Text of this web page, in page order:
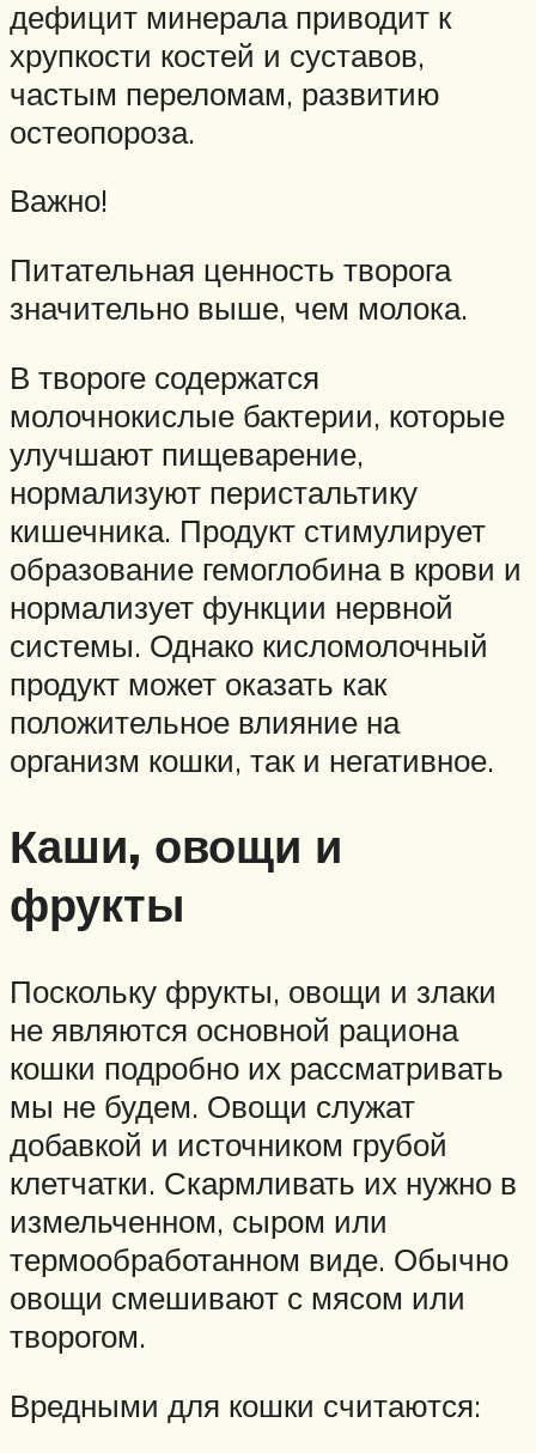
дефицит минерала приводит к
хрупкости костей и суставов,
частым переломам, развитию
остеопороза.
Важно!
Питательная ценность творога
значительно выше, чем молока.
В твороге содержатся
молочнокислые бактерии, которые
улучшают пищеварение,
нормализуют перистальтику
кишечника. Продукт стимулирует
образование гемоглобина в крови и
нормализует функции нервной
системы. Однако кисломолочный
продукт может оказать как
положительное влияние на
организм кошки, так и негативное.
Каши, овощи и
фрукты
Поскольку фрукты, овощи и злаки
не являются основной рациона
кошки подробно их рассматривать
мы не будем. Овощи служат
добавкой и источником грубой
клетчатки. Скармливать их нужно в
измельченном, сыром или
термообработанном виде. Обычно
овощи смешивают с мясом или
творогом.
Вредными для кошки считаются: